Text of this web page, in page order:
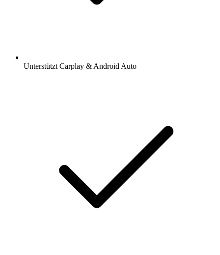
Unterstützt Carplay & Android Auto